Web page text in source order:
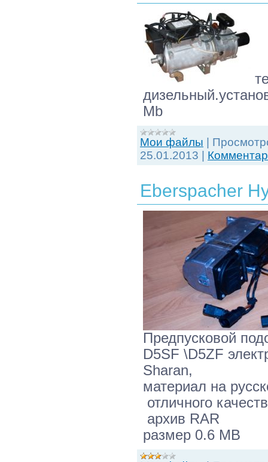
Mb
Мои файлы |
25.01.2013 |
Eberspacher
Предпусковой
D5SF \D5ZF
Sharan,
материал на
отличного
архив RAR
размер 0.6 MB